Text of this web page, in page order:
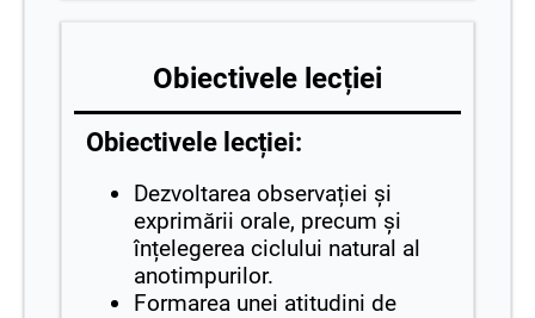
Obiectivele lecției
Obiectivele lecției:
Dezvoltarea observației și
exprimării orale, precum și
înțelegerea ciclului natural al
anotimpurilor.
Formarea unei atitudini de